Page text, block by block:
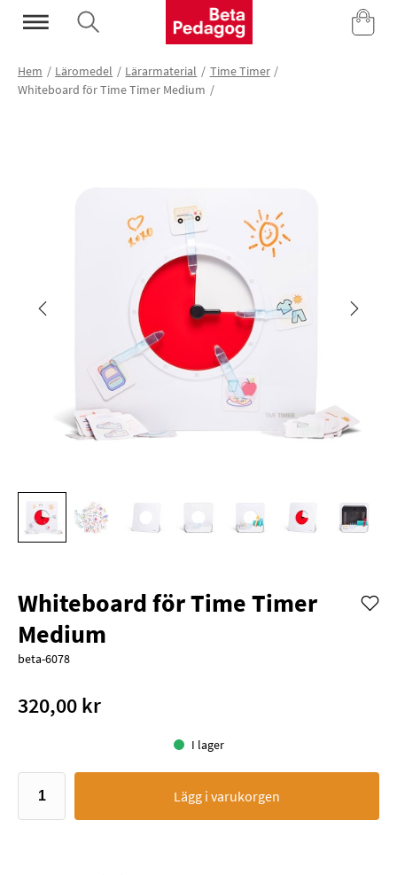
Mina Sidor
Hem Läromedel Lärarmaterial
Time Timer
Whiteboard för Time Timer Medium
Whiteboard för Time Timer
Medium
beta-6078
320,00 kr
I lager
Lägg i varukorgen